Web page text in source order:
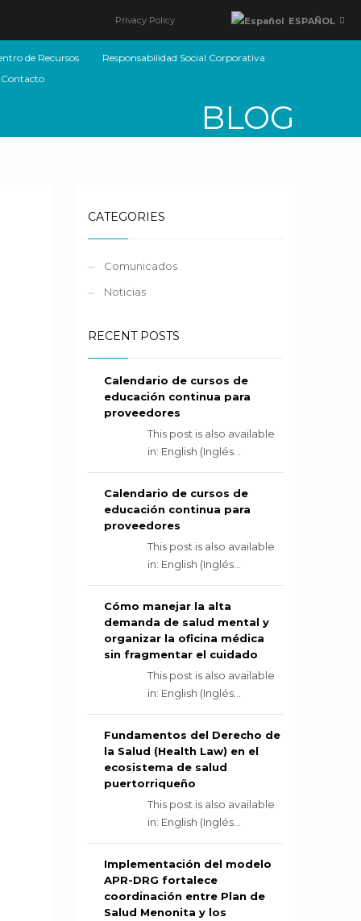
Privacy Policy ESPAÑOL
de Recursos
Responsabilidad Social Corporativa
Contacto
BLOG
CATEGORIES
Comunicados
Noticias
RECENT POSTS
Calendario de cursos de
educación continua para
proveedores
This post is also available
in: English (Inglés...
Calendario de cursos de
educación continua para
proveedores
This post is also available
in: English (Inglés...
Cómo manejar la alta
demanda de salud mental y
organizar la oficina médica
sin fragmentar el cuidado
This post is also available
in: English (Inglés...
Fundamentos del Derecho de
la Salud (Health Law) en el
ecosistema de salud
puertorriqueño
This post is also available
in: English (Inglés...
Implementación del modelo
APR-DRG fortalece
coordinación entre Plan de
Salud Menonita y los